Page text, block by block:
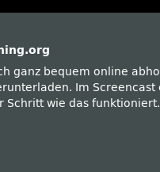
Schritt wie das funktioniert.